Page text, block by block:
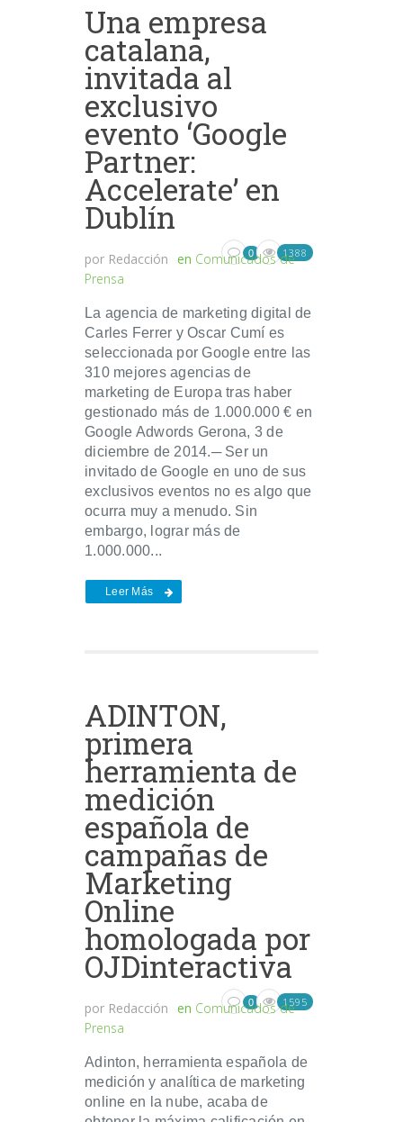
Una empresa
catalana,
invitada al
exclusivo
evento ‘Google
Partner:
Accelerate’ en
Dublín
por Redacción en Comunicados de
Prensa
0 1388
La agencia de marketing digital de
Carles Ferrer y Oscar Cumí es
seleccionada por Google entre las
310 mejores agencias de
marketing de Europa tras haber
gestionado más de 1.000.000 € en
Google Adwords Gerona, 3 de
diciembre de 2014.─ Ser un
invitado de Google en uno de sus
exclusivos eventos no es algo que
ocurra muy a menudo. Sin
embargo, lograr más de
1.000.000...
Leer Más
ADINTON,
primera
herramienta de
medición
española de
campañas de
Marketing
Online
homologada por
OJDinteractiva
por Redacción en Comunicados de
Prensa
0 1595
Adinton, herramienta española de
medición y analítica de marketing
online en la nube, acaba de